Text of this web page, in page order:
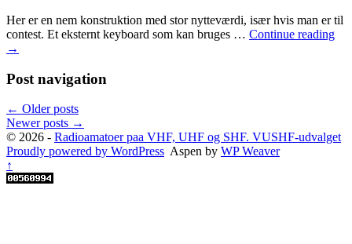
Her er en nem konstruktion med stor nytteværdi, især hvis man er til
contest. Et eksternt keyboard som kan bruges … Continue reading
→
Post navigation
← Older posts
Newer posts →
© 2026 - Radioamatoer paa VHF, UHF og SHF. VUSHF-udvalget
Proudly powered by WordPress Aspen by WP Weaver
↑